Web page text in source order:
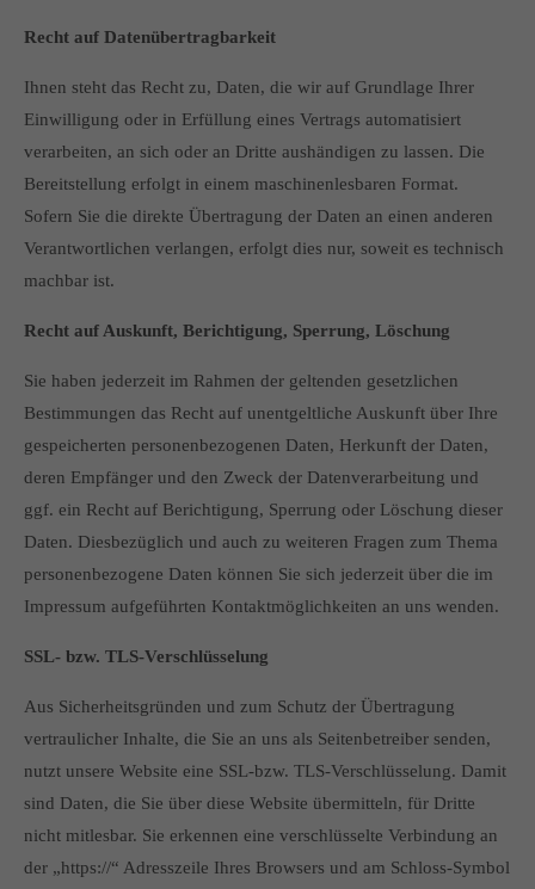
Recht auf Datenübertragbarkeit
Ihnen steht das Recht zu, Daten, die wir auf Grundlage Ihrer
Einwilligung oder in Erfüllung eines Vertrags automatisiert
verarbeiten, an sich oder an Dritte aushändigen zu lassen. Die
Bereitstellung erfolgt in einem maschinenlesbaren Format.
Sofern Sie die direkte Übertragung der Daten an einen anderen
Verantwortlichen verlangen, erfolgt dies nur, soweit es technisch
machbar ist.
Recht auf Auskunft, Berichtigung, Sperrung, Löschung
Sie haben jederzeit im Rahmen der geltenden gesetzlichen
Bestimmungen das Recht auf unentgeltliche Auskunft über Ihre
gespeicherten personenbezogenen Daten, Herkunft der Daten,
deren Empfänger und den Zweck der Datenverarbeitung und
ggf. ein Recht auf Berichtigung, Sperrung oder Löschung dieser
Daten. Diesbezüglich und auch zu weiteren Fragen zum Thema
personenbezogene Daten können Sie sich jederzeit über die im
Impressum aufgeführten Kontaktmöglichkeiten an uns wenden.
SSL- bzw. TLS-Verschlüsselung
Aus Sicherheitsgründen und zum Schutz der Übertragung
vertraulicher Inhalte, die Sie an uns als Seitenbetreiber senden,
nutzt unsere Website eine SSL-bzw. TLS-Verschlüsselung. Damit
sind Daten, die Sie über diese Website übermitteln, für Dritte
nicht mitlesbar. Sie erkennen eine verschlüsselte Verbindung an
der „https://“ Adresszeile Ihres Browsers und am Schloss-Symbol